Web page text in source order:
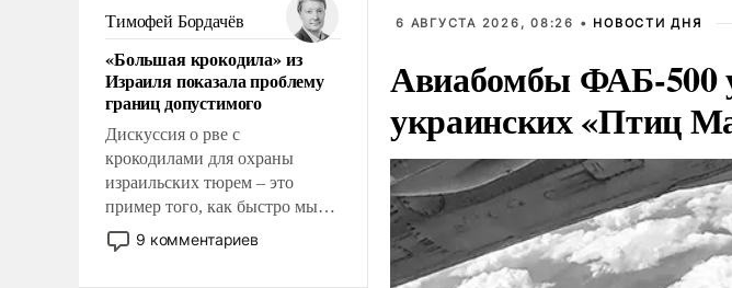
налогоплательщиков и где
Еревану за свои поступки не
нужно отвечать.
Тимофей Бордачёв
«Большая крокодила» из
Израиля показала проблему
границ допустимого
Дискуссия о рве с
крокодилами для охраны
израильских тюрем – это
пример того, как быстро мы
двигаемся по пути
революционных изменений.
9 комментариев
6 АВГУСТА 2026, 08:26 • НОВОСТИ ДНЯ
Авиабомбы ФАБ-500
украинских «Птиц